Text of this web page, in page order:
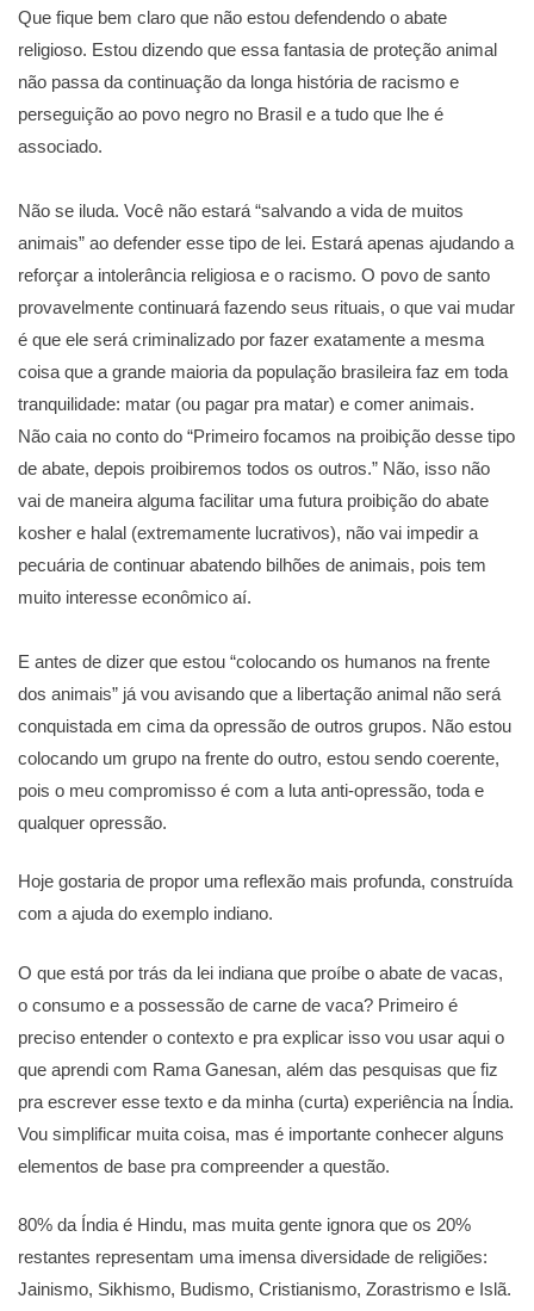
Que fique bem claro que não estou defendendo o abate
religioso. Estou dizendo que essa fantasia de proteção animal
não passa da continuação da longa história de racismo e
perseguição ao povo negro no Brasil e a tudo que lhe é
associado.
Não se iluda. Você não estará “salvando a vida de muitos
animais” ao defender esse tipo de lei. Estará apenas ajudando a
reforçar a intolerância religiosa e o racismo. O povo de santo
provavelmente continuará fazendo seus rituais, o que vai mudar
é que ele será criminalizado por fazer exatamente a mesma
coisa que a grande maioria da população brasileira faz em toda
tranquilidade: matar (ou pagar pra matar) e comer animais.
Não caia no conto do “Primeiro focamos na proibição desse tipo
de abate, depois proibiremos todos os outros.” Não, isso não
vai de maneira alguma facilitar uma futura proibição do abate
kosher e halal (extremamente lucrativos), não vai impedir a
pecuária de continuar abatendo bilhões de animais, pois tem
muito interesse econômico aí.
E antes de dizer que estou “colocando os humanos na frente
dos animais” já vou avisando que a libertação animal não será
conquistada em cima da opressão de outros grupos. Não estou
colocando um grupo na frente do outro, estou sendo coerente,
pois o meu compromisso é com a luta anti-opressão, toda e
qualquer opressão. ⠀
Hoje gostaria de propor uma reflexão mais profunda, construída
com a ajuda do exemplo indiano.
O que está por trás da lei indiana que proíbe o abate de vacas,
o consumo e a possessão de carne de vaca? Primeiro é
preciso entender o contexto e pra explicar isso vou usar aqui o
que aprendi com Rama Ganesan, além das pesquisas que fiz
pra escrever esse texto e da minha (curta) experiência na Índia.
Vou simplificar muita coisa, mas é importante conhecer alguns
elementos de base pra compreender a questão.
80% da Índia é Hindu, mas muita gente ignora que os 20%
restantes representam uma imensa diversidade de religiões:
Jainismo, Sikhismo, Budismo, Cristianismo, Zorastrismo e Islã.